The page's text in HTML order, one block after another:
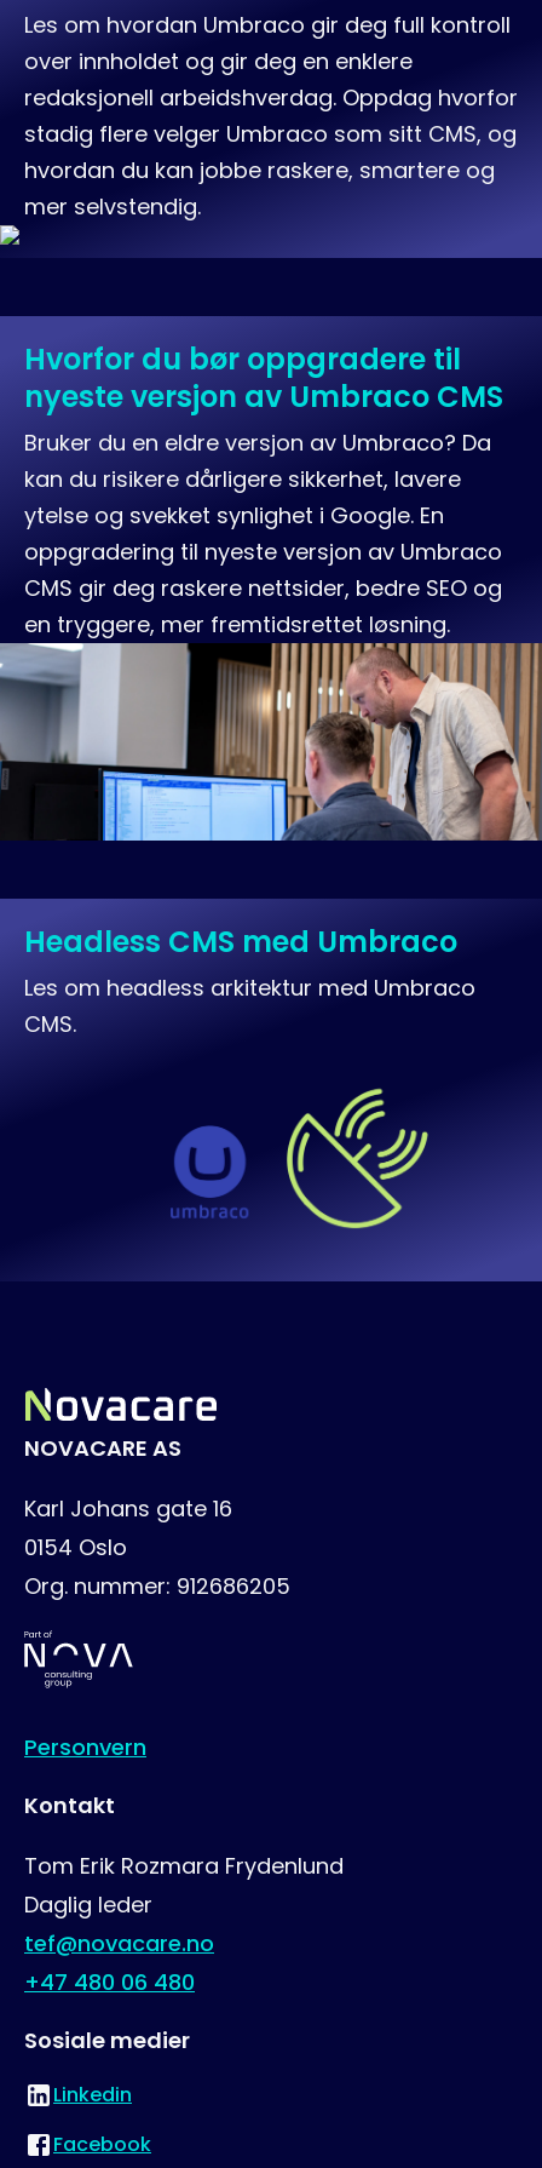
Les om hvordan Umbraco gir deg full kontroll
over innholdet og gir deg en enklere
redaksjonell arbeidshverdag. Oppdag hvorfor
stadig flere velger Umbraco som sitt CMS, og
hvordan du kan jobbe raskere, smartere og
mer selvstendig.
Hvorfor du bør oppgradere til
nyeste versjon av Umbraco CMS
Bruker du en eldre versjon av Umbraco? Da
kan du risikere dårligere sikkerhet, lavere
ytelse og svekket synlighet i Google. En
oppgradering til nyeste versjon av Umbraco
CMS gir deg raskere nettsider, bedre SEO og
en tryggere, mer fremtidsrettet løsning.
Headless CMS med Umbraco
Les om headless arkitektur med Umbraco
CMS.
NOVACARE AS
Karl Johans gate 16
0154 Oslo
Org. nummer: 912686205
Personvern
Kontakt
Tom Erik Rozmara Frydenlund
Daglig leder
tef@novacare.no
+47 480 06 480
Sosiale medier
Besøk oss på
Linkedin
Besøk oss på
Facebook